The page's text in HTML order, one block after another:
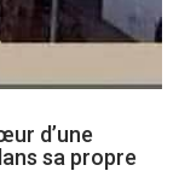
d’une
sa propre